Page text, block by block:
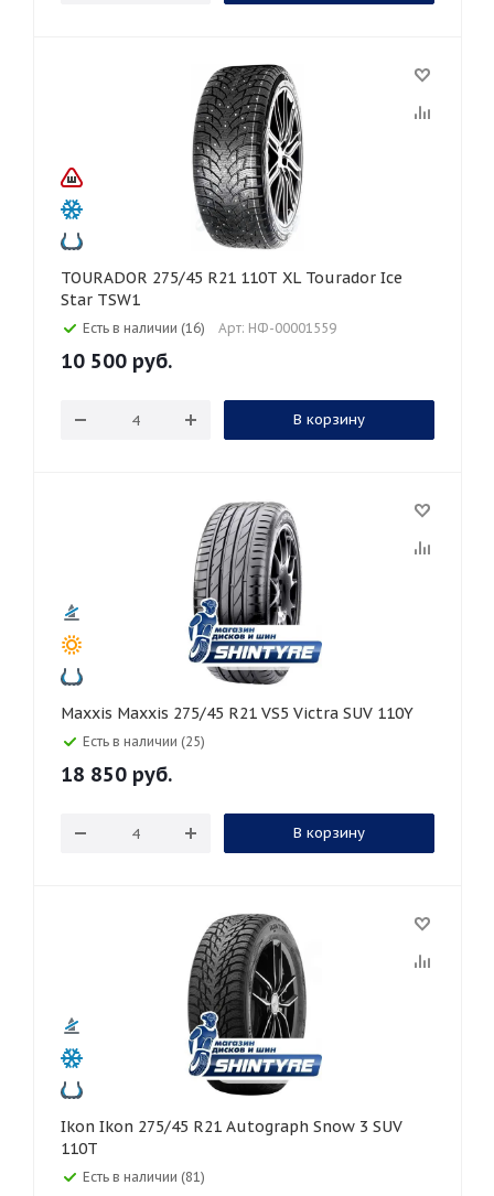
TOURADOR 275/45 R21 110T XL Tourador Ice
Star TSW1
Есть в наличии (16) Арт: НФ-00001559
10 500 руб.
В корзину
Maxxis Maxxis 275/45 R21 VS5 Victra SUV 110Y
Есть в наличии (25)
18 850 руб.
В корзину
Ikon Ikon 275/45 R21 Autograph Snow 3 SUV
110T
Есть в наличии (81)